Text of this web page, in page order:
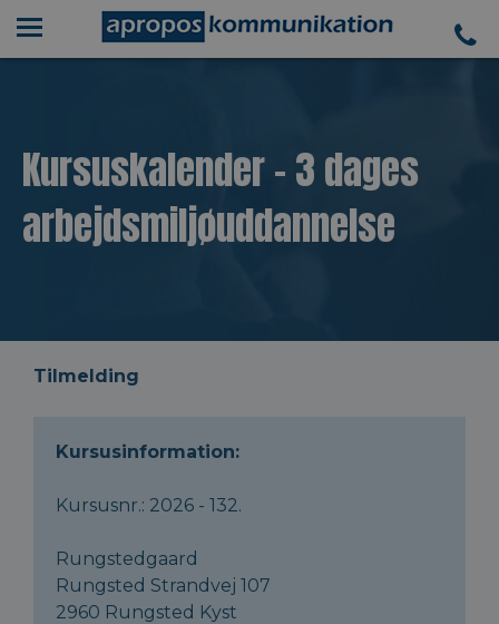
Kursuskalender - 3 dages
arbejdsmiljøuddannelse
Tilmelding
Kursusinformation:
Kursusnr.: 2026 - 132.
Rungstedgaard
Rungsted Strandvej 107
2960 Rungsted Kyst